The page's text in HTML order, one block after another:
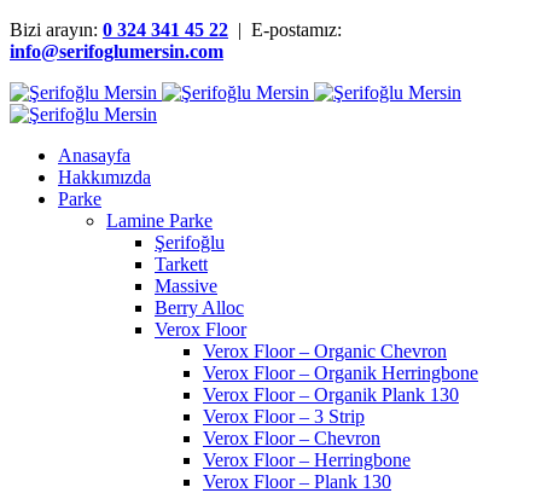
Bizi arayın: 0 324 341 45 22 | E-postamız:
info@serifoglumersin.com
Anasayfa
Hakkımızda
Parke
Lamine Parke
Şerifoğlu
Tarkett
Massive
Berry Alloc
Verox Floor
Verox Floor – Organic Chevron
Verox Floor – Organik Herringbone
Verox Floor – Organik Plank 130
Verox Floor – 3 Strip
Verox Floor – Chevron
Verox Floor – Herringbone
Verox Floor – Plank 130